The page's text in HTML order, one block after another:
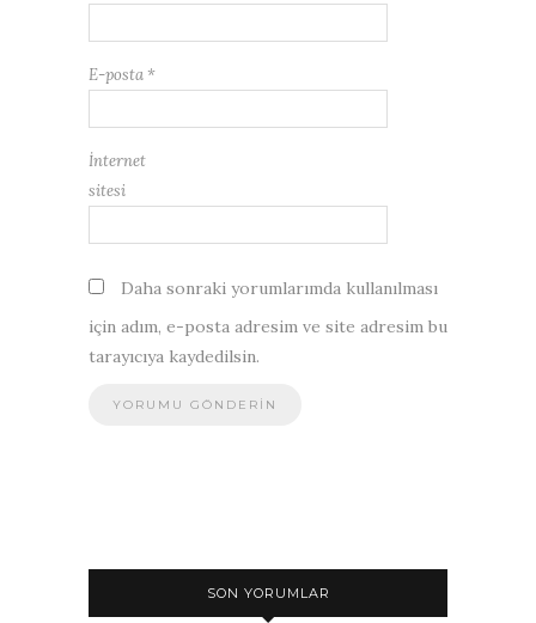
E-posta *
İnternet
sitesi
Daha sonraki yorumlarımda kullanılması
için adım, e-posta adresim ve site adresim bu
tarayıcıya kaydedilsin.
SON YORUMLAR